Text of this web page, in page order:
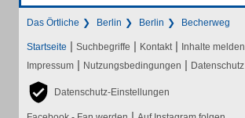
Das Örtliche Berlin Berlin Becherweg
Startseite | Suchbegriffe | Kontakt | Inhalte melden
Impressum | Nutzungsbedingungen | Datenschutz
Datenschutz-Einstellungen